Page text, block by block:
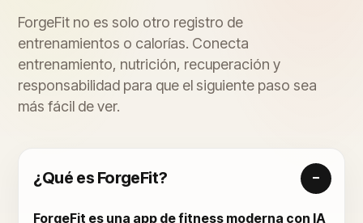
ForgeFit no es solo otro registro de
entrenamientos o calorías. Conecta
entrenamiento, nutrición, recuperación y
responsabilidad para que el siguiente paso sea
más fácil de ver.
¿Qué es ForgeFit?
ForgeFit es una app de fitness moderna con IA